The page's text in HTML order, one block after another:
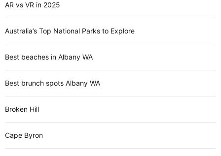
AR vs VR in 2025
Australia’s Top National Parks to Explore
Best beaches in Albany WA
Best brunch spots Albany WA
Broken Hill
Cape Byron